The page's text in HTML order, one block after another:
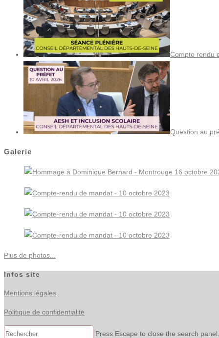
Compte rendu
Question au
Galerie
Plus de photos...
Infos site
Mentions légales
Politique de confidentialité
Press Escape to close the search panel.